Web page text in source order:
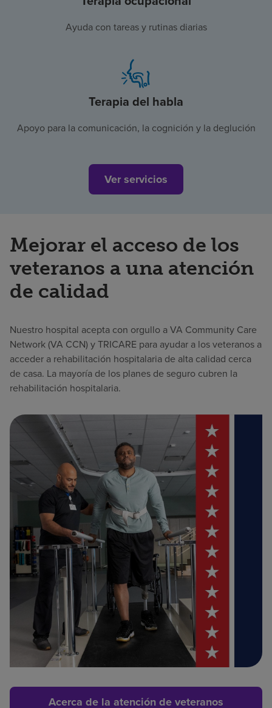
Ayuda con tareas y rutinas diarias
Terapia del habla
Apoyo para la comunicación, la cognición y la deglución
Ver servicios
Mejorar el acceso de los
veteranos a una atención
de calidad
Nuestro hospital acepta con orgullo a VA Community Care
Network (VA CCN) y TRICARE para ayudar a los veteranos a
acceder a rehabilitación hospitalaria de alta calidad cerca
de casa. La mayoría de los planes de seguro cubren la
rehabilitación hospitalaria.
Acerca de la atención de veteranos